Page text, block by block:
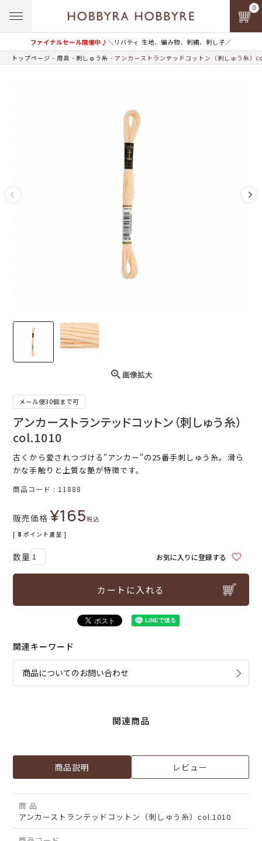
ファイナルセール開催中♪＼リバティ 生地、編み物、刺繍、刺し子／
0
トップページ 用具 刺しゅう糸 アンカーストランテッドコットン（刺しゅう糸）
画像拡大
メール便30個まで可
アンカーストランテッドコットン（刺しゅう糸）
col.1010
古くから愛されつづける"アンカー"の25番手刺しゅう糸。滑ら
かな手触りと上質な艶が特徴です。
商品コード 11888
販売価格 ¥165税込
[ 8 ポイント進呈 ]
お気に入りに登録する
カートに入れる
関連キーワード
商品についてのお問い合わせ
関連商品
商品説明 レビュー
商 品
アンカーストランテッドコットン（刺しゅう糸）col.1010